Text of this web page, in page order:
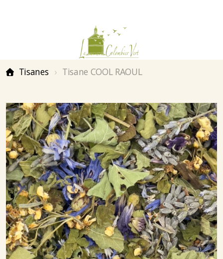
Tisanes Tisane COOL RAOUL
Historique
Le jardin
Nos engagements